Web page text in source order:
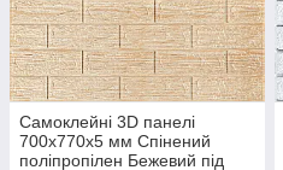
Самоклейні 3D панелі
700x770x5 мм Спінений
поліпропілен Бежевий під